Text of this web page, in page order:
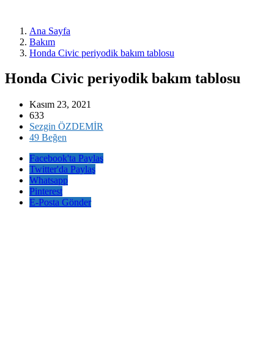
Ana Sayfa
Bakım
Honda Civic periyodik bakım tablosu
Honda Civic periyodik bakım tablosu
Kasım 23, 2021
633
Sezgin ÖZDEMİR
49 Beğen
Facebook'ta Paylaş
Twitter'da Paylaş
Whatsapp
Pinterest
E-Posta Gönder